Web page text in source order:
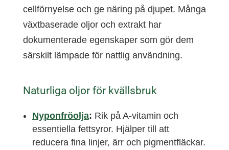
cellförnyelse och ge näring på djupet. Många
växtbaserade oljor och extrakt har
dokumenterade egenskaper som gör dem
särskilt lämpade för nattlig användning.
Naturliga oljor för kvällsbruk
Nyponfröolja: Rik på A-vitamin och
essentiella fettsyror. Hjälper till att
reducera fina linjer, ärr och pigmentfläckar.